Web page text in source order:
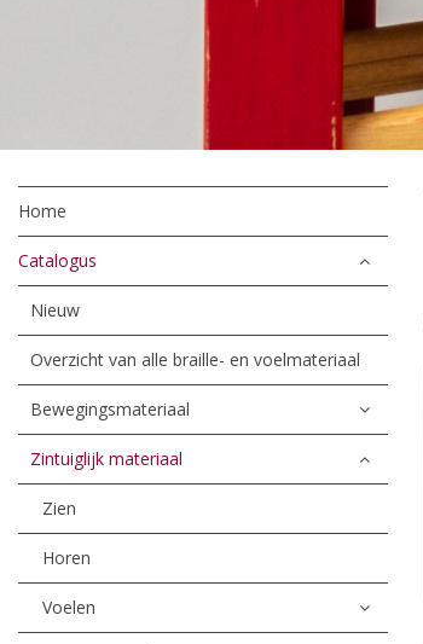
Home
Catalogus
Nieuw
Overzicht van alle braille- en voelmateriaal
Bewegingsmateriaal
Zintuiglijk materiaal
Zien
Horen
Voelen